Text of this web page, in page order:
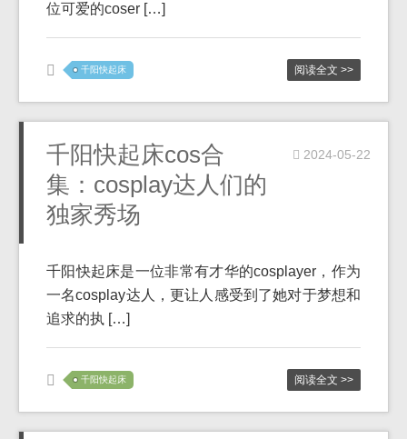
位可爱的coser […]
千阳快起床 阅读全文 >>
千阳快起床cos合
集：cosplay达人们的
独家秀场
2024-05-22
千阳快起床是一位非常有才华的cosplayer，作为
一名cosplay达人，更让人感受到了她对于梦想和
追求的执 […]
千阳快起床 阅读全文 >>